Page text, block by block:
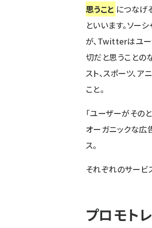
思うこと につなげ
といいます。ソー
が、Twitterはユー
切だと思うことの
スト、スポーツ、
こと。
「ユーザーがその
オーガニックな広
ス。
それぞれのサービ
プロモト